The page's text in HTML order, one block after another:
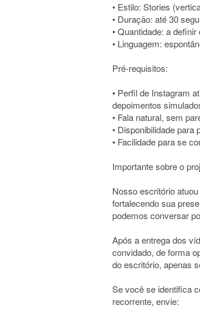
• Estilo: Stories
• Duração: até 30
• Quantidade: a
• Linguagem:
Pré-requisitos:
• Perfil de Instagram
depoimentos
• Fala natural, sem
• Disponibilidade
• Facilidade para se
Importante sobre o
Nosso escritório
fortalecendo sua
podemos conversar
Após a entrega dos
convidado, de forma
do escritório, apenas
Se você se identifica
recorrente, envie: